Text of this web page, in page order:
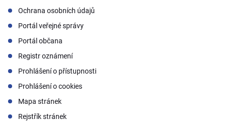
Ochrana osobních údajů
Portál veřejné správy
Portál občana
Registr oznámení
Prohlášení o přístupnosti
Prohlášení o cookies
Mapa stránek
Rejstřík stránek